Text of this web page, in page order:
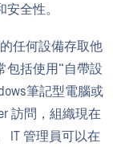
全性。
任何設備存取他
包括使用“自帶設
筆記型電腦或
訪問，組織現在
IT 管理員可以在